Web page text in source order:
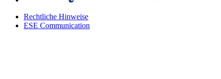
Rechtliche Hinweise
ESE Communication